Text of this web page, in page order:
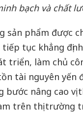
bạch và chất
sản phẩm được
tiếp tục khẳng
triển, làm chủ
tài nguyên yến
bước nâng cao vị
trên thị trường